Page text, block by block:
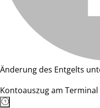
Änderung des Entgelts
Kontoauszug am Terminal